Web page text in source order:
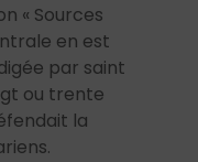
« Sources
en est
par saint
ou trente
la